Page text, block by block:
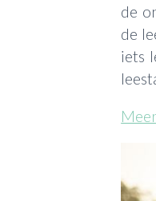
de
de
iets